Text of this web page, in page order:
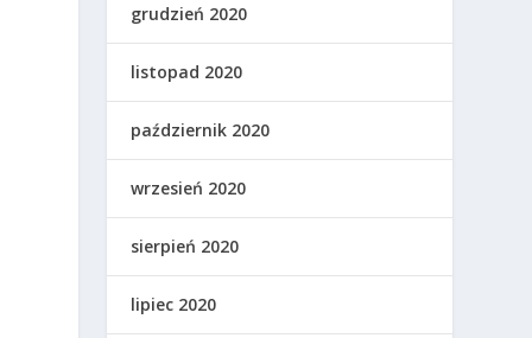
grudzień 2020
listopad 2020
październik 2020
wrzesień 2020
sierpień 2020
lipiec 2020